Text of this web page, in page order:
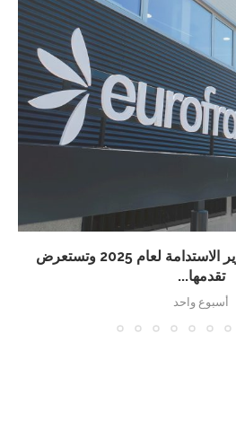
يوروفراغانس تنشر تقرير الاستدامة لعام 2025 وتستعرض
تقدمها...
أسبوع واحد